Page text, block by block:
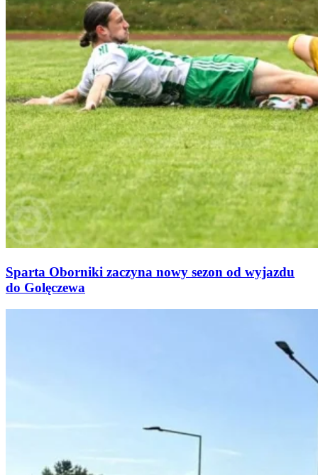
Sparta Oborniki zaczyna nowy sezon od wyjazdu
do Golęczewa